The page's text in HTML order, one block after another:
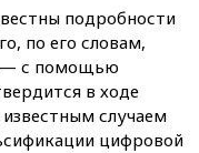
подробности
по его словам,
— с помощью
в ходе
случаем
цифровой